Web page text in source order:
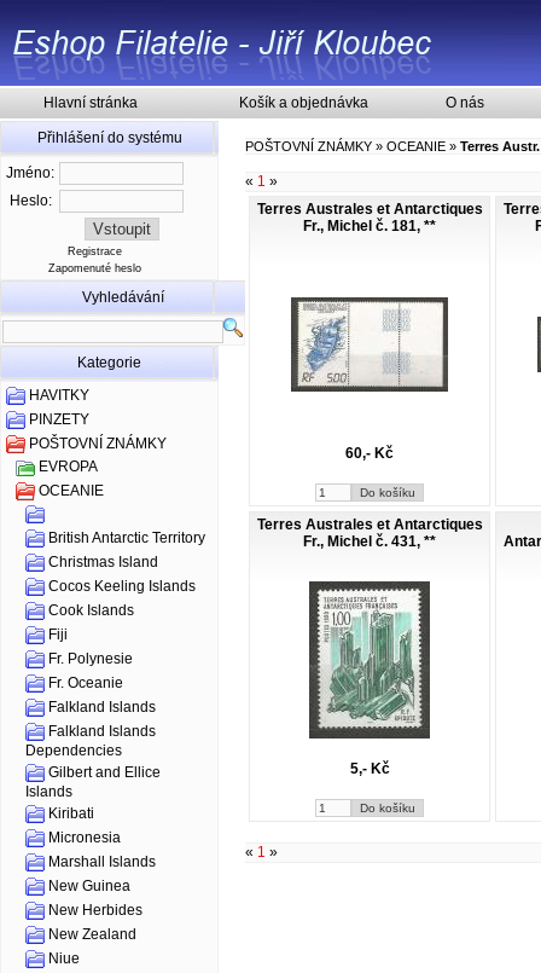
Hlavní stránka Košík a objednávka O nás
Přihlášení do systému
Jméno:
Heslo:
Registrace
Zapomenuté heslo
Vyhledávání
Kategorie
HAVITKY
PINZETY
POŠTOVNÍ ZNÁMKY
EVROPA
OCEANIE
British Antarctic Territory
Christmas Island
Cocos Keeling Islands
Cook Islands
Fiji
Fr. Polynesie
Fr. Oceanie
Falkland Islands
Falkland Islands
Dependencies
Gilbert and Ellice
Islands
Kiribati
Micronesia
Marshall Islands
New Guinea
New Herbides
New Zealand
Niue
POŠTOVNÍ ZNÁMKY » OCEANIE » Terres
« 1 »
Terres Australes et Antarctiques
Fr., Michel č. 181, **
60,- Kč
Terres Australes et Antarctiques
Fr., Michel č. 431, **
5,- Kč
« 1 »